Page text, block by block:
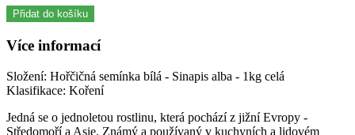
Přidat do košíku
Více informací
Složení: Hořčičná semínka bílá - Sinapis alba - 1kg celá
Klasifikace: Koření
Jedná se o jednoletou rostlinu, která pochází z jižní Evropy -
Středomoří a Asie. Známý a používaný v kuchyních a lidovém